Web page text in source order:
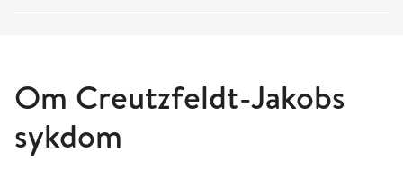
Om Creutzfeldt-Jakobs
sykdom